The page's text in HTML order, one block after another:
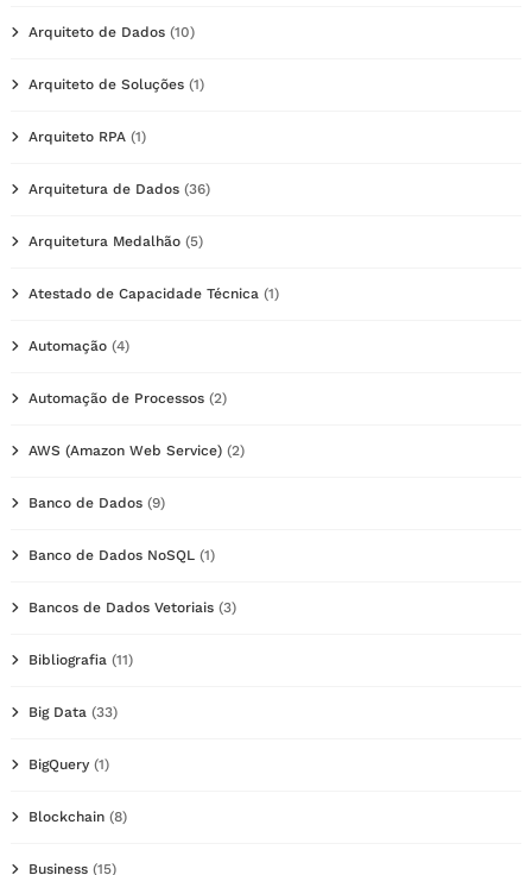
Arquiteto de Dados (10)
Arquiteto de Soluções (1)
Arquiteto RPA (1)
Arquitetura de Dados (36)
Arquitetura Medalhão (5)
Atestado de Capacidade Técnica (1)
Automação (4)
Automação de Processos (2)
AWS (Amazon Web Service) (2)
Banco de Dados (9)
Banco de Dados NoSQL (1)
Bancos de Dados Vetoriais (3)
Bibliografia (11)
Big Data (33)
BigQuery (1)
Blockchain (8)
Business (15)